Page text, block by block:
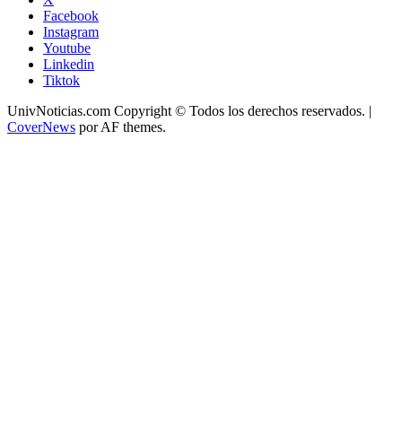
Facebook
Instagram
Youtube
Linkedin
Tiktok
UnivNoticias.com Copyright © Todos los derechos reservados. |
CoverNews por AF themes.